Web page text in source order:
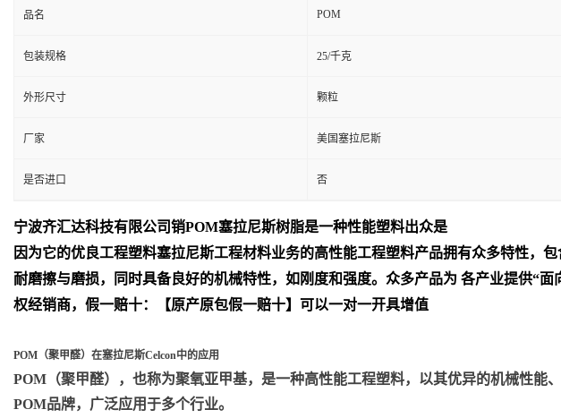
品名 POM
包装规格 25/千克
外形尺寸 颗粒
厂家 美国塞拉尼斯
是否进口 否
宁波齐汇达科技有限公司销POM塞拉尼斯树脂是一种性能塑料出众是
因为它的优良工程塑料塞拉尼斯工程材料业务的高性能工程塑料产品拥有众多特性，包
耐磨擦与磨损，同时具备良好的机械特性，如刚度和强度。众多产品为 各产业提供“面
权经销商，假一赔十：【原产原包假一赔十】可以一对一开具增值
POM（聚甲醛）在塞拉尼斯Celcon中的应用
POM（聚甲醛）
，也称为聚氧亚甲基，是一种高性能工程塑料，以其优异的机械性能
POM品牌，广泛应用于多个行业。